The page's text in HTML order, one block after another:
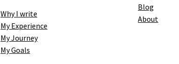
Why I write
My Experience
My Journey
My Goals
Blog
About